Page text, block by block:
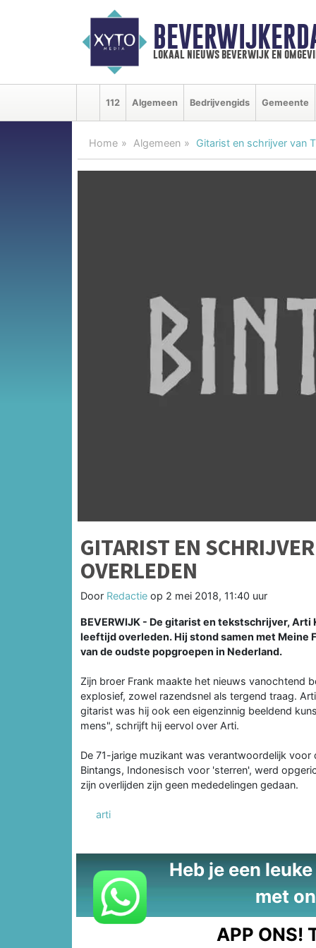
lokaal nieuws beverwijk en
112 Algemeen Bedrijvengids Gemeente
Home Algemeen Gitarist en schrijver van
GITARIST EN
OVERLEDEN
Door Redactie op 2 mei 2018, 11:40 uur
BEVERWIJK - De gitarist en tekstschrijver,
leeftijd overleden. Hij stond samen met Meine
van de oudste popgroepen in Nederland.
Zijn broer Frank maakte het nieuws vanochtend
explosief, zowel razendsnel als tergend traag.
gitarist was hij ook een eigenzinnig beeldend
mens", schrijft hij eervol over Arti.
De 71-jarige muzikant was verantwoordelijk voor
Bintangs, Indonesisch voor 'sterren', werd
zijn overlijden zijn geen mededelingen gedaan.
arti
Heb je een
met
APP ONS!